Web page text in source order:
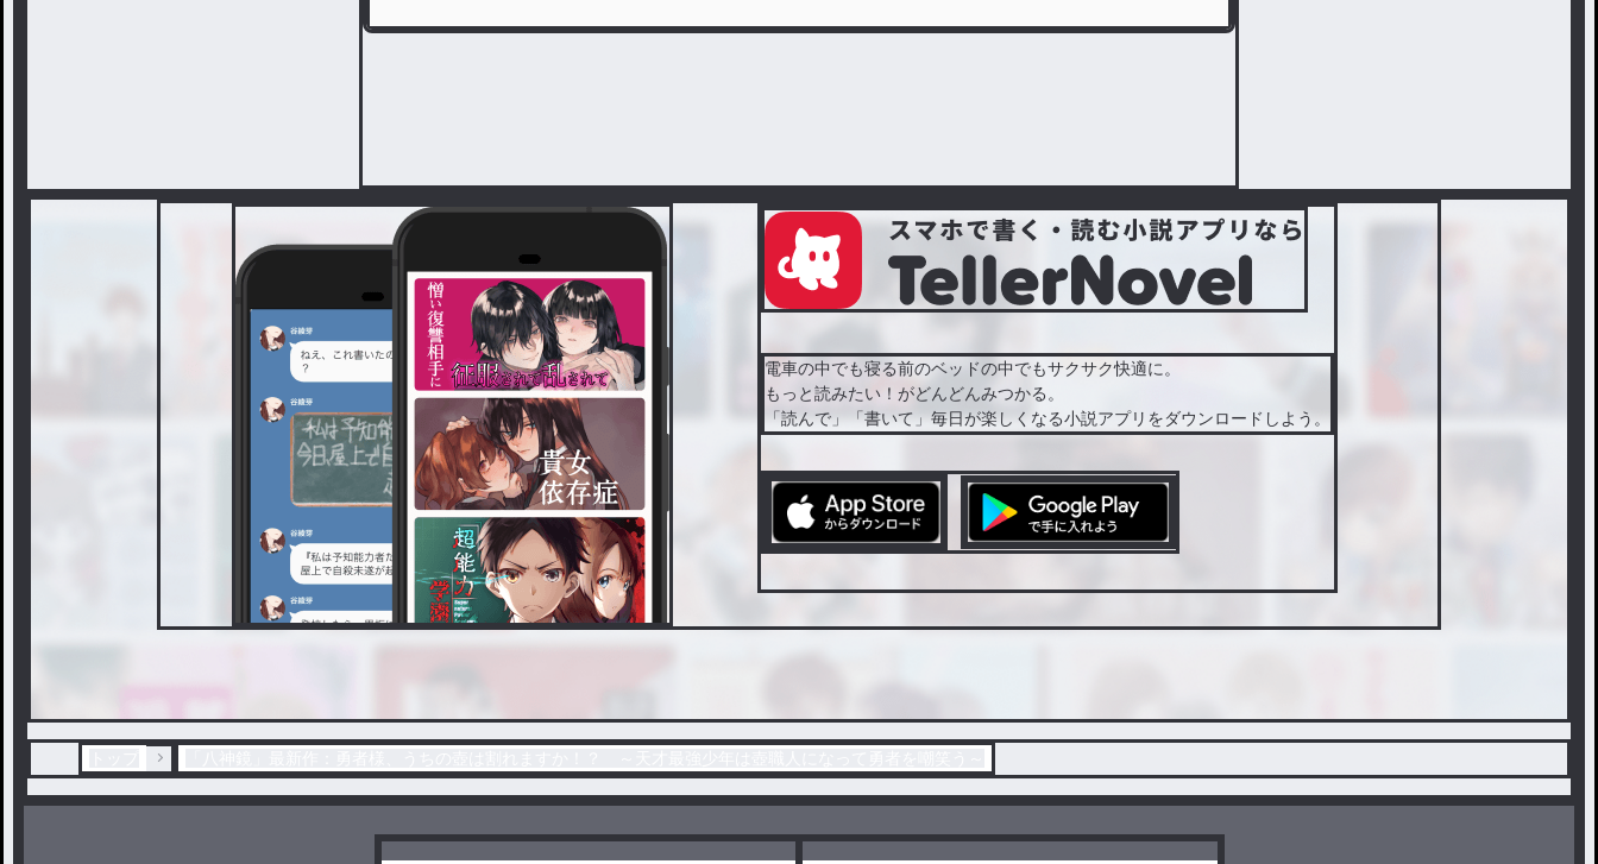
ばないで！
電車の中でも寝る前のベッドの中でもサクサク快適に。
もっと読みたい！がどんどんみつかる。
「読んで」「書いて」毎日が楽しくなる小説アプリをダウンロードしよう。